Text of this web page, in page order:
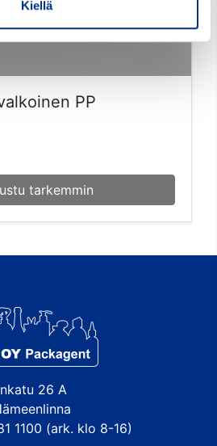
Kiellä
PP
tarkemmin
26 A
1100 (ark. klo 8-16)